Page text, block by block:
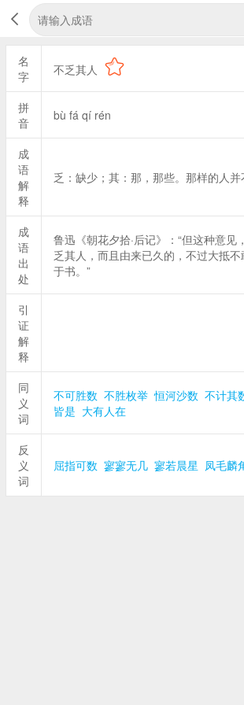
名
字
不乏其人
拼
音
bù fá qí rén
成
语
解
释
乏：缺少；其：那，那些。那样的人并
成
语
出
处
鲁迅《朝花夕拾·后记》：“但这种意见
乏其人，而且由来已久的，不过大抵
于书。”
引
证
解
释
同
义
词
不可胜数 不胜枚举 恒河沙数 不计其
皆是 大有人在
反
义
词
屈指可数 寥寥无几 寥若晨星 凤毛麟